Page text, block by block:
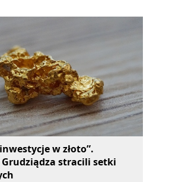
w złoto”.
stracili setki